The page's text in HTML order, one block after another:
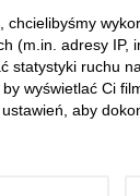
i
(m.in. adresy IP,
statystyki ruchu
wyświetlać Ci
aby